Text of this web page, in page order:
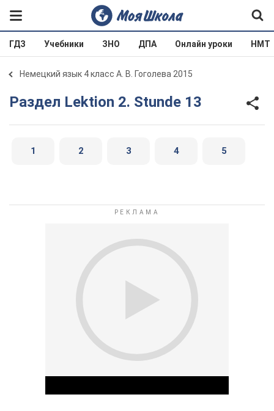
ГДЗ Учебники ЗНО ДПА Онлайн уроки НМТ
Немецкий язык 4 класс А. В. Гоголева 2015
Раздел Lektion 2. Stunde 13
1 2 3 4 5